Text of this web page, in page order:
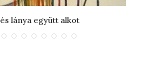
lánya együtt alkot